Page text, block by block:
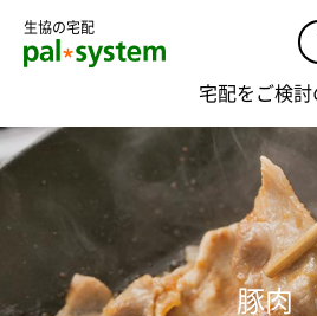
生協の宅配
宅配をご検討
豚肉